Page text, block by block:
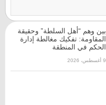
بين وهم “أهل السلطة” وحقيقة
المقاومة: تفكيك مغالطة إدارة
الحكم في المنطقة
9 أغسطس، 2026